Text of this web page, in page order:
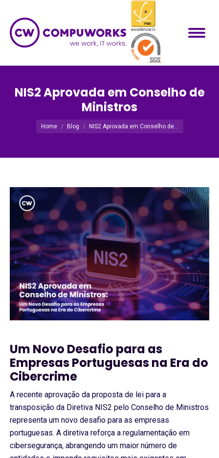
NIS2 Aprovada em Conselho de
Ministros
Você está aqui:
Home Blog NIS2 Aprovada em Conselho de…
Um Novo Desafio para as
Empresas Portuguesas na Era do
Cibercrime
A recente aprovação da proposta de lei para a
transposição da Diretiva NIS2 pelo Conselho de Ministros
representa um novo desafio para as empresas
portuguesas. A diretiva reforça a regulamentação em
cibersegurança, abrangendo um maior número de